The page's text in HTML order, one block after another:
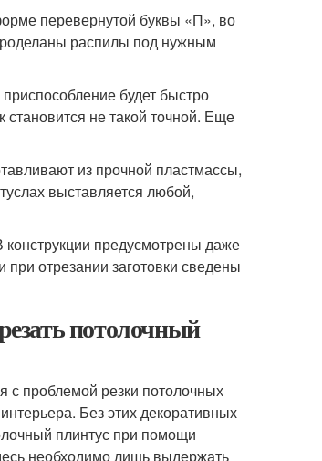
перевернутой буквы «П», во
распилы под нужным
будет быстро
не такой точной. Еще
из прочной пластмассы,
выставляется любой,
предусмотрены даже
отрезании заготовки сведены
потолочный
с проблемой резки потолочных
Без этих декоративных
плинтус при помощи
необходимо лишь выдержать